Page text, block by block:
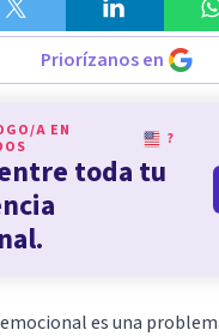
Priorízanos en
A EN
?
toda tu
es una